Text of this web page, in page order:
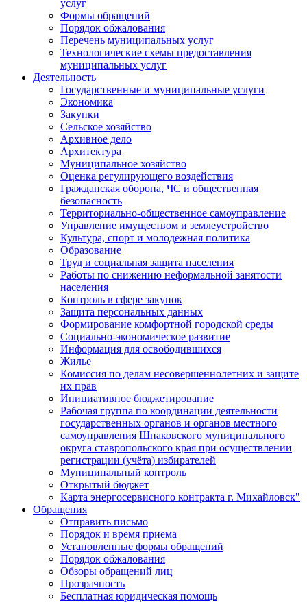
услуг
Формы обращений
Порядок обжалования
Перечень муниципальных услуг
Технологические схемы предоставления
муниципальных услуг
Деятельность
Государственные и муниципальные услуги
Экономика
Закупки
Сельское хозяйство
Архивное дело
Архитектура
Муниципальное хозяйство
Оценка регулирующего воздействия
Гражданская оборона, ЧС и общественная
безопасность
Территориально-общественное самоуправление
Управление имуществом и землеустройство
Культура, спорт и молодежная политика
Образование
Труд и социальная защита населения
Работы по снижению неформальной занятости
населения
Контроль в сфере закупок
Защита персональных данных
Формирование комфортной городской среды
Социально-экономическое развитие
Информация для освободившихся
Жилье
Комиссия по делам несовершеннолетних и защите
их прав
Инициативное бюджетирование
Рабочая группа по координации деятельности
государственных органов и органов местного
самоуправления Шпаковского муниципального
округа ставропольского края при осуществлении
регистрации (учёта) избирателей
Муниципальный контроль
Открытый бюджет
Карта энергосервисного контракта г. Михайловск"
Обращения
Отправить письмо
Порядок и время приема
Установленные формы обращений
Порядок обжалования
Обзоры обращений лиц
Прозрачность
Бесплатная юридическая помощь